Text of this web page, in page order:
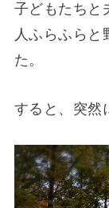
子どもたちと
人ふらふらと
た。
すると、突然